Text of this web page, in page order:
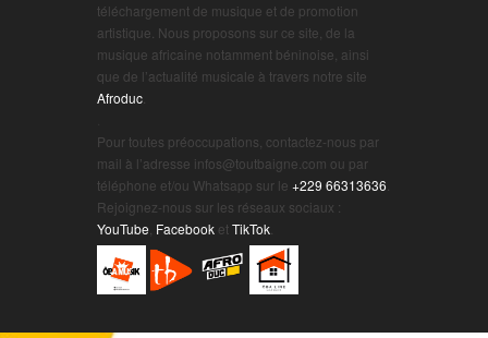
téléchargement de musique et de promotion
artistique. Nous proposons sur ce site, de la
musique africaine notamment béninoise, ainsi
que de l’actualité musicale à travers notre site
Afroduc
Pour toutes préoccupations, contactez-nous par
mail à l’adresse infos@toutbaigne.com ou par
téléphone et/ou Whatsapp sur le +229 66313636
Rejoignez-nous sur les réseaux sociaux :
YouTube Facebook etTikTok